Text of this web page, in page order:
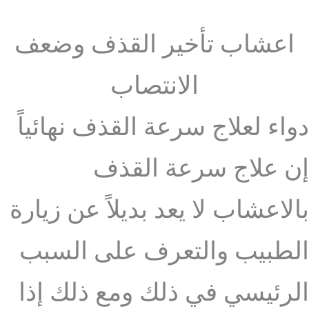
اعشاب تأخير القذف وضعف
الانتصاب
دواء لعلاج سرعة القذف نهائياً
إن علاج سرعة القذف
بالاعشاب لا يعد بديلاً عن زيارة
الطبيب والتعرف على السبب
الرئيسي في ذلك ومع ذلك إذا